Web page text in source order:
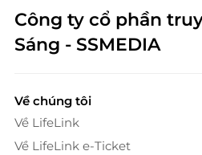
Giá trên đã bao gồm VAT.
xuất hóa đơn vui lòng liên hệ
thêm thông tin chi tiết
E-Voucher/E-Coupon không
Hotline hỗ trợ: 1900 2065 -
Công ty cổ phần
Sáng - SSMEDIA
Về chúng tôi
Về LifeLink
Về LifeLink e-Ticket